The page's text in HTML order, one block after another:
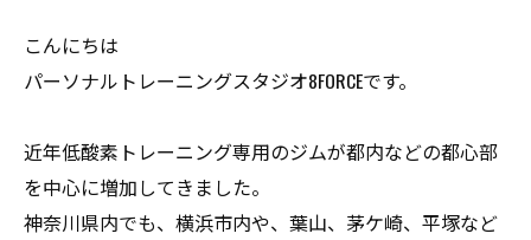
こんにちは
パーソナルトレーニングスタジオ8FORCEです。
近年低酸素トレーニング専用のジムが都内などの都心部
を中心に増加してきました。
神奈川県内でも、横浜市内や、葉山、茅ケ崎、平塚など